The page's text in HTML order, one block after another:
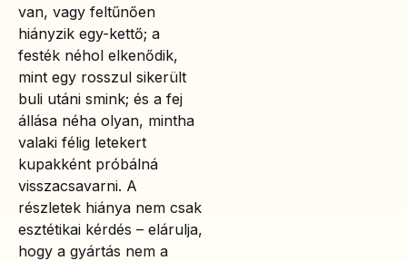
van, vagy feltűnően
hiányzik egy-kettő; a
festék néhol elkenődik,
mint egy rosszul sikerült
buli utáni smink; és a fej
állása néha olyan, mintha
valaki félig letekert
kupakként próbálná
visszacsavarni. A
részletek hiánya nem csak
esztétikai kérdés – elárulja,
hogy a gyártás nem a